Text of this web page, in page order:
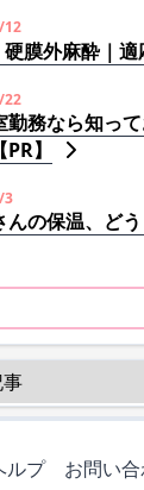
12
膜外麻酔｜
22
勤務なら知っ
】
3
んの保温、ど
ルプ お問い